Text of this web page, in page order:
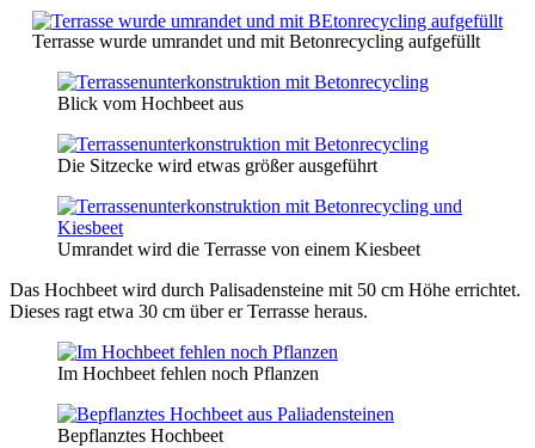
Terrasse wurde umrandet und mit Betonrecycling aufgefüllt
Blick vom Hochbeet aus
Die Sitzecke wird etwas größer ausgeführt
Umrandet wird die Terrasse von einem Kiesbeet
Das Hochbeet wird durch Palisadensteine mit 50 cm Höhe errichtet.
Dieses ragt etwa 30 cm über er Terrasse heraus.
Im Hochbeet fehlen noch Pflanzen
Bepflanztes Hochbeet